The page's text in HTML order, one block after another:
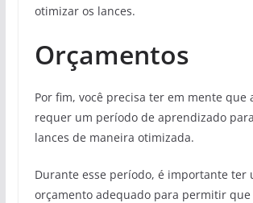
otimizar os lances.
Orçamentos
Por fim, você precisa ter em mente que
requer um período de aprendizado
lances de maneira otimizada.
Durante esse período, é importante ter
orçamento adequado para permitir